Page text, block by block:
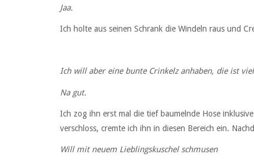
Jaa.
Ich holte aus seinen Schrank die Windeln raus und
Ich will aber eine bunte Crinkelz anhaben, die ist
Na gut.
Ich zog ihn erst mal die tief baumelnde Hose
verschloss, cremte ich ihn in diesen Bereich ein.
Will mit neuem Lieblingskuschel schmusen